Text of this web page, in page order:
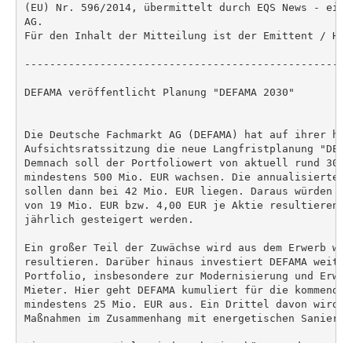
(EU) Nr. 596/2014, übermittelt durch EQS News - ein
AG.
Für den Inhalt der Mitteilung ist der Emittent /
DEFAMA veröffentlicht Planung "DEFAMA 2030"
Die Deutsche Fachmarkt AG (DEFAMA) hat auf ihrer
Aufsichtsratssitzung die neue Langfristplanung
Demnach soll der Portfoliowert von aktuell rund 300
mindestens 500 Mio. EUR wachsen. Die
sollen dann bei 42 Mio. EUR liegen. Daraus würden
von 19 Mio. EUR bzw. 4,00 EUR je Aktie
jährlich gesteigert werden.
Ein großer Teil der Zuwächse wird aus dem Erwerb
resultieren. Darüber hinaus investiert DEFAMA
Portfolio, insbesondere zur Modernisierung und
Mieter. Hier geht DEFAMA kumuliert für die
mindestens 25 Mio. EUR aus. Ein Drittel davon wird
Maßnahmen im Zusammenhang mit energetischen